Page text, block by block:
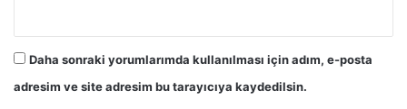
y
e
Daha sonraki yorumlarımda kullanılması için adım, e-posta
adresim ve site adresim bu tarayıcıya kaydedilsin.